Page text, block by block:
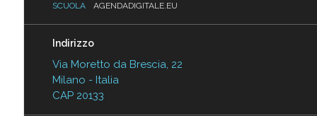
SCUOLA
AGENDADIGITALE.EU
Indirizzo
Via Moretto da Brescia, 22
Milano - Italia
CAP 20133